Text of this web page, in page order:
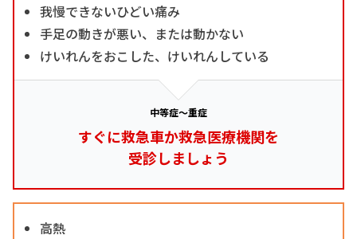
我慢できないひどい痛み
手足の動きが悪い、または動かない
けいれんをおこした、けいれんしている
中等症～重症
すぐに救急車か救急医療機関を
受診しましょう
高熱